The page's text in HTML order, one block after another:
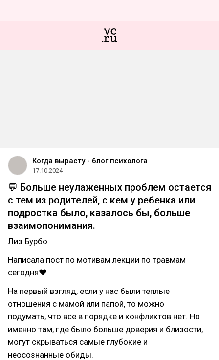
Когда вырасту - блог психолога
17.10.2024
💬 Больше неулаженных проблем остается
с тем из родителей, с кем у ребенка или
подростка было, казалось бы, больше
взаимопонимания.
Лиз Бурбо
Написала пост по мотивам лекции по травмам
сегодня❤
На первый взгляд, если у нас были теплые
отношения с мамой или папой, то можно
подумать, что все в порядке и конфликтов нет. Но
именно там, где было больше доверия и близости,
могут скрываться самые глубокие и
неосознанные обиды.